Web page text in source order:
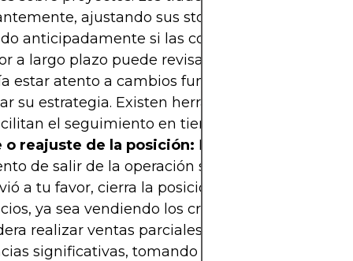
ajustando sus stops
anticipadamente si las condiciones cambian.
a largo plazo puede revisar con menos
estar atento a cambios fundamentales que
su estrategia. Existen herramientas y alertas
el seguimiento en tiempo real.
o reajuste de la posición: Finalmente, llega el
de salir de la operación según tu plan. Si el
a tu favor, cierra la posición para asegurar tus
ya sea vendiendo los créditos o liquidando
realizar ventas parciales escalonadas si
significativas, tomando beneficio mientras